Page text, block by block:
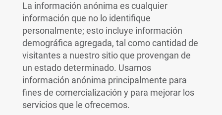
La información anónima es cualquier
información que no lo identifique
personalmente; esto incluye información
demográfica agregada, tal como cantidad de
visitantes a nuestro sitio que provengan de
un estado determinado. Usamos
información anónima principalmente para
fines de comercialización y para mejorar los
servicios que le ofrecemos.